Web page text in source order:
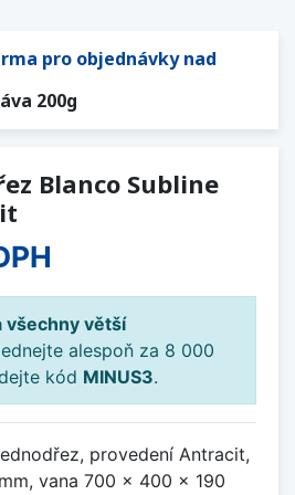
pro objednávky nad
200g
Blanco Subline
všechny větší
alespoň za 8 000
kód MINUS3.
provedení Antracit,
vana 700 x 400 x 190